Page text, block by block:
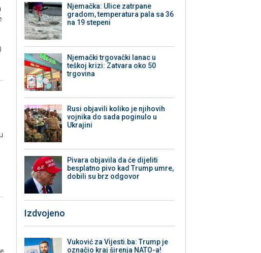
Njemačka: Ulice zatrpane
gradom, temperatura pala sa 36
na 19 stepeni
Njemački trgovački lanac u
teškoj krizi: Zatvara oko 50
trgovina
Rusi objavili koliko je njihovih
vojnika do sada poginulo u
Ukrajini
Pivara objavila da će dijeliti
besplatno pivo kad Trump umre,
dobili su brz odgovor
Izdvojeno
Vuković za Vijesti.ba: Trump je
označio kraj širenja NATO-a!